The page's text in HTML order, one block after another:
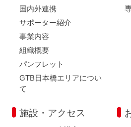
国内外連携
サポーター紹介
事業内容
組織概要
パンフレット
GTB日本橋エリアについ
て
施設・アクセス